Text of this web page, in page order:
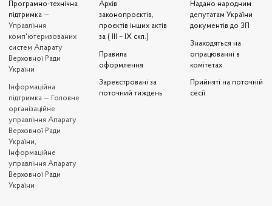
Програмно-технічна
підтримка —
Управління
комп'ютеризованих
систем Апарату
Верховної Ради
України
Iнформаційна
підтримка — Головне
організаційне
управління Апарату
Верховної Ради
України,
Інформаційне
управління Апарату
Верховної Ради
України
Архів
законопроєктів,
проєктів інших актів
за ( III – IX скл.)
Правила
оформлення
Зареєстровані за
поточний тиждень
Надано народним
депутатам України
документів до ЗП
Знаходяться на
опрацюванні в
комітетах
Прийняті на поточній
сесії